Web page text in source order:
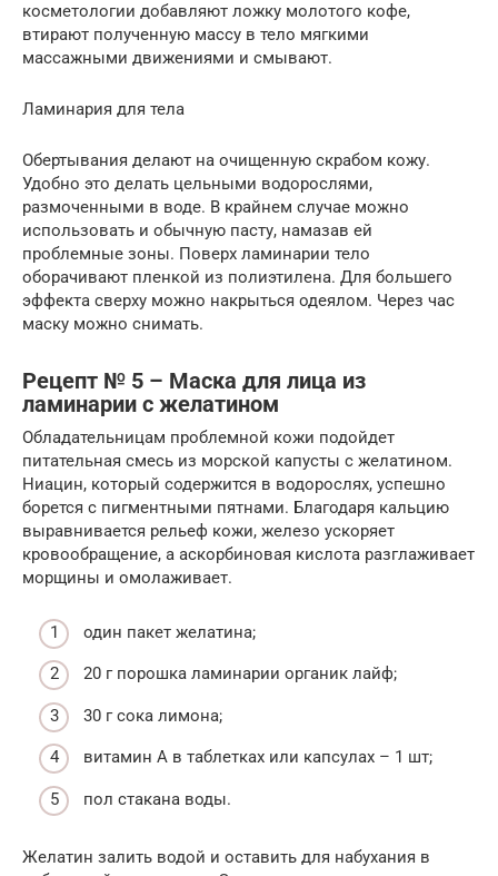
косметологии добавляют ложку молотого кофе,
втирают полученную массу в тело мягкими
массажными движениями и смывают.
Ламинария для тела
Обертывания делают на очищенную скрабом кожу.
Удобно это делать цельными водорослями,
размоченными в воде. В крайнем случае можно
использовать и обычную пасту, намазав ей
проблемные зоны. Поверх ламинарии тело
оборачивают пленкой из полиэтилена. Для большего
эффекта сверху можно накрыться одеялом. Через час
маску можно снимать.
Рецепт № 5 – Маска для лица из
ламинарии с желатином
Обладательницам проблемной кожи подойдет
питательная смесь из морской капусты с желатином.
Ниацин, который содержится в водорослях, успешно
борется с пигментными пятнами. Благодаря кальцию
выравнивается рельеф кожи, железо ускоряет
кровообращение, а аскорбиновая кислота разглаживает
морщины и омолаживает.
один пакет желатина;
20 г порошка ламинарии органик лайф;
30 г сока лимона;
витамин A в таблетках или капсулах – 1 шт;
пол стакана воды.
Желатин залить водой и оставить для набухания в